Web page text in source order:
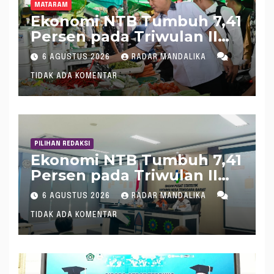
MATARAM
Ekonomi NTB Tumbuh 7,41
Persen pada Triwulan II
2026, Tertinggi Kedua
Nasional
6 AGUSTUS 2026 RADAR MANDALIKA
TIDAK ADA KOMENTAR
PILIHAN REDAKSI
Ekonomi NTB Tumbuh 7,41
Persen pada Triwulan II
2026, Tertinggi Kedua
Nasional
6 AGUSTUS 2026 RADAR MANDALIKA
TIDAK ADA KOMENTAR